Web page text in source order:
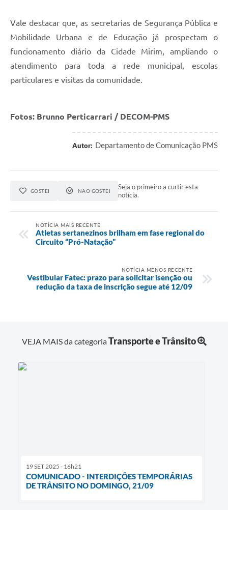
Vale destacar que, as secretarias de Segurança Pública e
Mobilidade Urbana e de Educação já prospectam o
funcionamento diário da Cidade Mirim, ampliando o
atendimento para toda a rede municipal, escolas
particulares e visitas da comunidade.
Fotos: Brunno Perticarrari / DECOM-PMS
Autor: Departamento de Comunicação PMS
GOSTEI NÃO GOSTEI
Seja o primeiro a curtir esta
notícia.
NOTÍCIA MAIS RECENTE
Atletas sertanezinos brilham em fase regional do
Circuito “Pró-Natação”
NOTÍCIA MENOS RECENTE
Vestibular Fatec: prazo para solicitar isenção ou
redução da taxa de inscrição segue até 12/09
VEJA MAIS da categoriaTransporte e Trânsito
19 SET 2025 - 16h21
COMUNICADO - INTERDIÇÕES TEMPORÁRIAS
DE TRÂNSITO NO DOMINGO, 21/09